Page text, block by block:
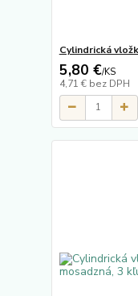
Cylindrická
5,80 €/KS
4,71 € bez DPH